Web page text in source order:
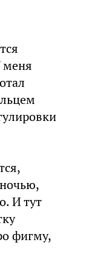
меня
И тут
фигму,